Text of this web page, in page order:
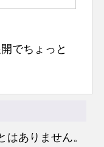
でちょっと
ありません。